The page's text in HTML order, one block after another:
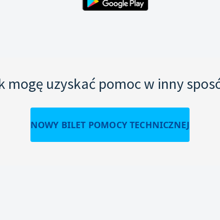
mogę uzyskać pomoc w inny
NOWY BILET POMOCY TECHNICZNEJ